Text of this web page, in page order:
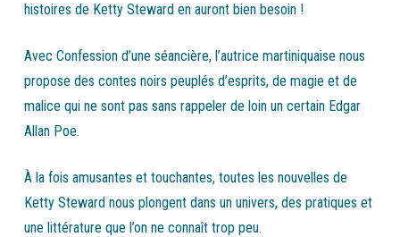
histoires de Ketty Steward en auront bien besoin !
Avec Confession d’une séancière, l’autrice martiniquaise nous
propose des contes noirs peuplés d’esprits, de magie et de
malice qui ne sont pas sans rappeler de loin un certain Edgar
Allan Poe.
À la fois amusantes et touchantes, toutes les nouvelles de
Ketty Steward nous plongent dans un univers, des pratiques et
une littérature que l’on ne connaît trop peu.